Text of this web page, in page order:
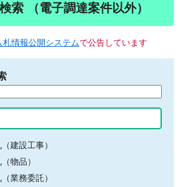
索 （電子調達案件以外）
札情報公開システムで公告しています
建設工事）
物品）
業務委託）